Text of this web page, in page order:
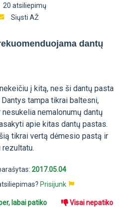
20 atsiliepimų
Siųsti AŽ
dantų
į kitą, nes ši dantų pasta
tampa tikrai baltesni,
nemalonumų dantų
apie kitas dantų pastas.
tikrai vertą dėmesio pastą ir
2017.05.04
Prisijunk
labai patiko Visai nepatiko